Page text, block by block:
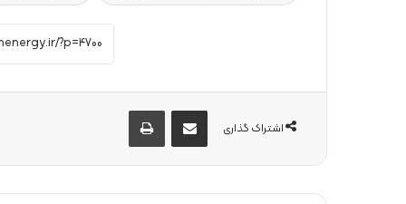
اشتراک گذاری
از طریق ایمیل به اشتراک بگذارید